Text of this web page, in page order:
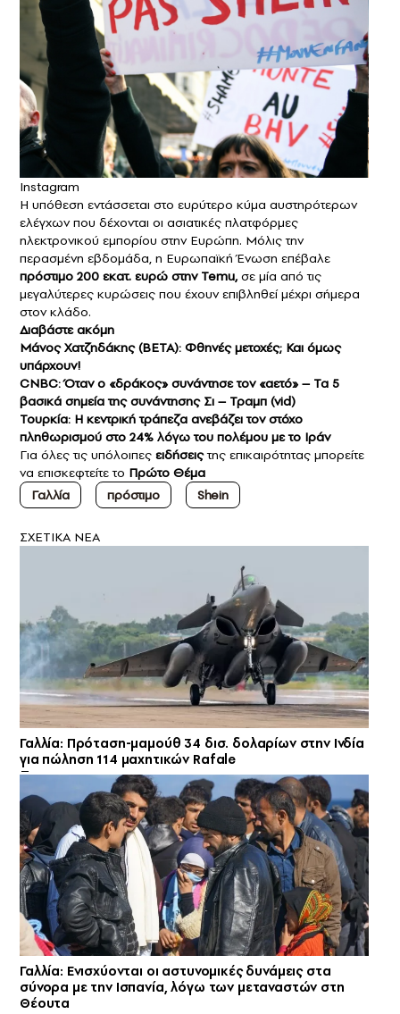
Instagram
Η υπόθεση εντάσσεται στο ευρύτερο κύμα αυστηρότερων
ελέγχων που δέχονται οι ασιατικές πλατφόρμες
ηλεκτρονικού εμπορίου στην Ευρώπη. Μόλις την
περασμένη εβδομάδα, η Ευρωπαϊκή Ένωση επέβαλε
πρόστιμο 200 εκατ. ευρώ στην Temu,σε μία από τις
μεγαλύτερες κυρώσεις που έχουν επιβληθεί μέχρι σήμερα
στον κλάδο.
Διαβάστε ακόμη
Μάνος Χατζηδάκης (BETA): Φθηνές μετοχές; Και όμως
υπάρχουν!
CNBC: Όταν ο «δράκος» συνάντησε τον «αετό» – Τα 5
βασικά σημεία της συνάντησης Σι – Τραμπ (vid)
Τουρκία: Η κεντρική τράπεζα ανεβάζει τον στόχο
πληθωρισμού στο 24% λόγω του πολέμου με το Ιράν
Για όλες τις υπόλοιπες ειδήσειςτης επικαιρότητας μπορείτε
να επισκεφτείτε το Πρώτο Θέμα
Γαλλία
πρόστιμο Shein
ΣXETIKA NEA
Γαλλία: Πρόταση-μαμούθ 34 δισ. δολαρίων στην Ινδία
για πώληση 114 μαχητικών Rafale
Γαλλία: Ενισχύονται οι αστυνομικές δυνάμεις στα
σύνορα με την Ισπανία, λόγω των μεταναστών στη
Θέουτα